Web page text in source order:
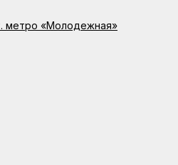
метро «Молодежная»